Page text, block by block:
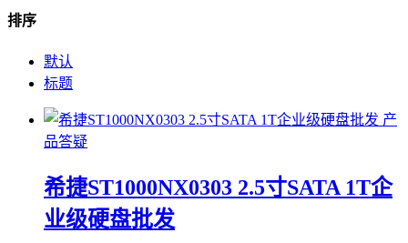
排序
默认
标题
产
品答疑
希捷ST1000NX0303 2.5寸SATA 1T企
业级硬盘批发